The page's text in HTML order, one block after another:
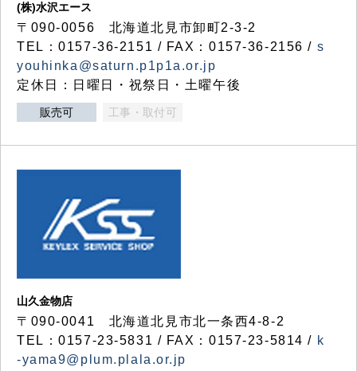
(株)水沢エース
〒090-0056 北海道北見市卸町2-3-2
TEL：0157-36-2151 / FAX：0157-36-2156 / s
youhinka@saturn.p1p1a.or.jp
定休日：日曜日・祝祭日・土曜午後
販売可 工事・取付可
山久金物店
〒090-0041 北海道北見市北一条西4-8-2
TEL：0157-23-5831 / FAX：0157-23-5814 / k
-yama9@plum.plala.or.jp